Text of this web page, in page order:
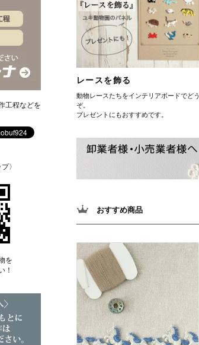
レースを飾る
動物レースたちをインテリアボードでどう
ぞ。
プレゼントにもおすすめです。
おすすめ商品
工程などを
〉
を
！